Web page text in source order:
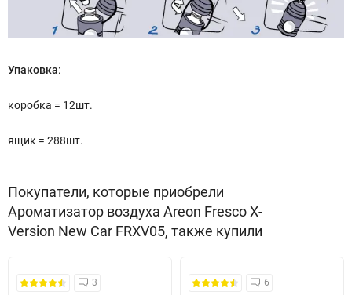
Упаковка:
коробка = 12шт.
ящик = 288шт.
Покупатели, которые приобрели
Ароматизатор воздуха Areon Fresco X-
Version New Car FRXV05, также купили
3 6